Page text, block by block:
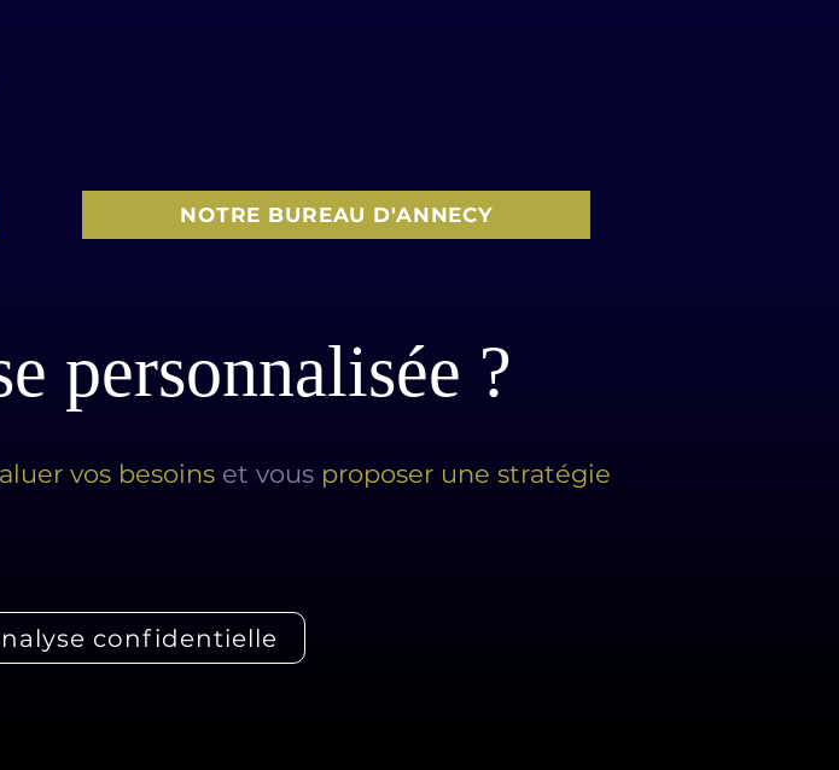
NOTRE BUREAU D'ANNECY
personnalisée ?
vos besoins et vous proposer une stratégie
confidentielle